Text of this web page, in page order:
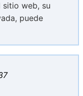
sitio web, su
puede